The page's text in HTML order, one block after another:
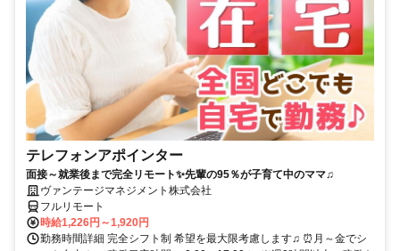
テレフォンアポインター
面接～就業後まで完全リモート✨先輩の95％が子育て中のママ♫
ヴァンテージマネジメント株式会社
フルリモート
時給1,226円～1,920円
勤務時間詳細 完全シフト制 希望を最大限考慮します♫ ⏰月～金でシ